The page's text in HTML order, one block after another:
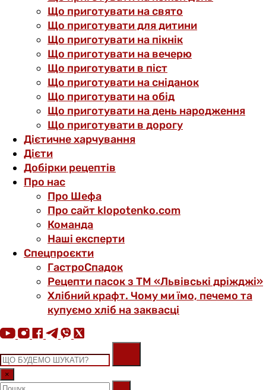
Що приготувати на свято
Що приготувати для дитини
Що приготувати на пікнік
Що приготувати на вечерю
Що приготувати в піст
Що приготувати на сніданок
Що приготувати на обід
Що приготувати на день народження
Що приготувати в дорогу
Дієтичне харчування
Дієти
Добірки рецептів
Про нас
Про Шефа
Про сайт klopotenko.com
Команда
Наші експерти
Спецпроєкти
ГастроСпадок
Рецепти пасок з ТМ «Львівські дріжджі»
Хлібний крафт. Чому ми їмо, печемо та
купуємо хліб на заквасці
×